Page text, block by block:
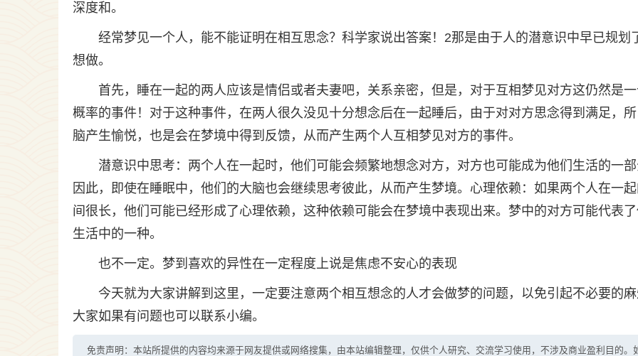
深度和。
经常梦见一个人，能不能证明在相互思念？科学家说出答案！2那是由于人的潜意识中早已规划
想做。
首先，睡在一起的两人应该是情侣或者夫妻吧，关系亲密，但是，对于互相梦见对方这仍然是
概率的事件！对于这种事件，在两人很久没见十分想念后在一起睡后，由于对对方思念得到满足，
脑产生愉悦，也是会在梦境中得到反馈，从而产生两个人互相梦见对方的事件。
潜意识中思考：两个人在一起时，他们可能会频繁地想念对方，对方也可能成为他们生活的一
因此，即使在睡眠中，他们的大脑也会继续思考彼此，从而产生梦境。心理依赖：如果两个人在一
间很长，他们可能已经形成了心理依赖，这种依赖可能会在梦境中表现出来。梦中的对方可能代表
生活中的一种。
也不一定。梦到喜欢的异性在一定程度上说是焦虑不安心的表现
今天就为大家讲解到这里，一定要注意两个相互想念的人才会做梦的问题，以免引起不必要的
大家如果有问题也可以联系小编。
免责声明：本站所提供的内容均来源于网友提供或网络搜集，由本站编辑整理，仅供个人研究、交流学习使用，不涉及商业盈利目的。